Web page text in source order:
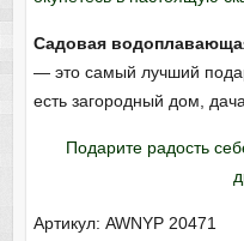
Садовая
— это самый лучший
есть загородный дом,
Подарите радость
Артикул: AWNYP 20471